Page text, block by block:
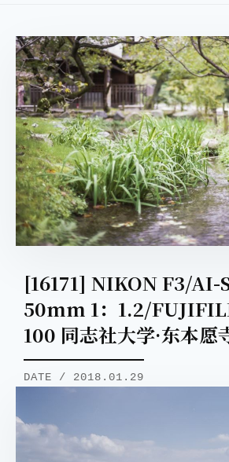
[16171] NIKON F3/AI-
50mm 1：1.2/
100 同志社大学·东本愿
DATE / 2018.01.29